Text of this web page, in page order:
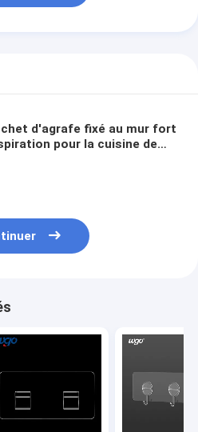
d'agrafe fixé au mur fort
pour la cuisine de